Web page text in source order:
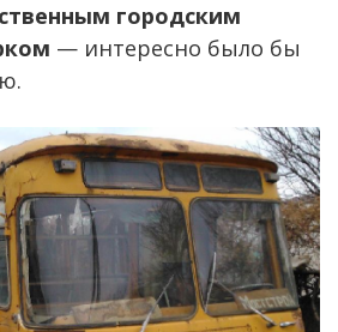
городским
— интересно было бы